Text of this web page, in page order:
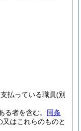
払っている職員(別
者を含む。 同条
はこれらのものと